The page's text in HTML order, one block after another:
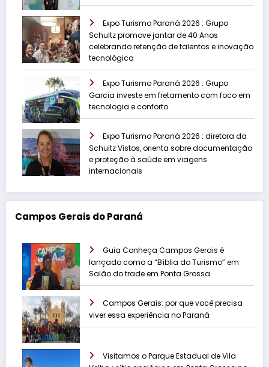
Expo Turismo Paraná 2026 : Grupo
Schultz promove jantar de 40 Anos
celebrando retenção de talentos e inovação
tecnológica
Expo Turismo Paraná 2026 : Grupo
Garcia investe em fretamento com foco em
tecnologia e conforto
Expo Turismo Paraná 2026 : diretora da
Schultz Vistos, orienta sobre documentação
e proteção à saúde em viagens
internacionais
Campos Gerais do Paraná
Guia Conheça Campos Gerais é
lançado como a “Bíblia do Turismo” em
Salão do trade em Ponta Grossa
Campos Gerais: por que você precisa
viver essa experiência no Paraná
Visitamos o Parque Estadual de Vila